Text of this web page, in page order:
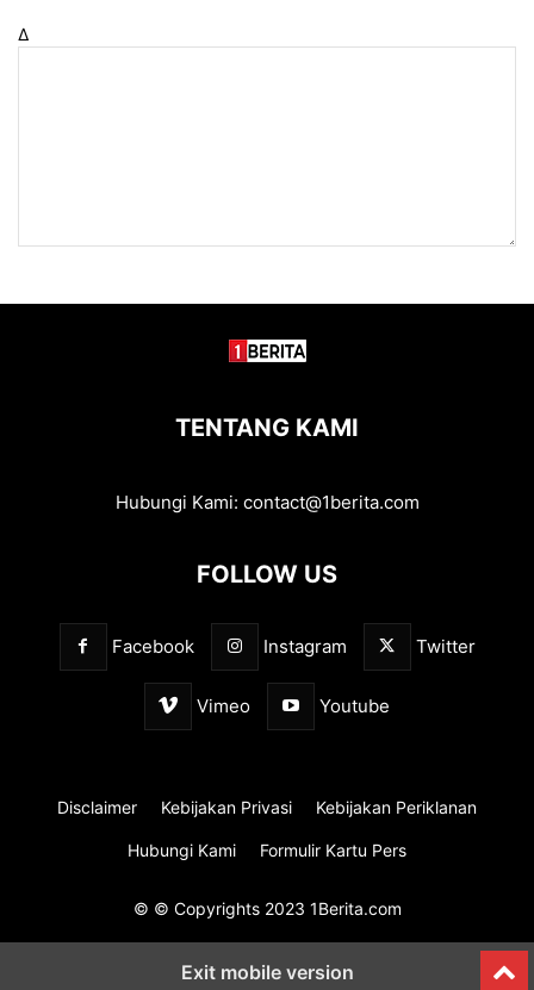
Δ
TENTANG KAMI
Hubungi Kami: contact@1berita.com
FOLLOW US
Facebook Instagram Twitter
Vimeo Youtube
Disclaimer Kebijakan Privasi Kebijakan Periklanan
Hubungi Kami Formulir Kartu Pers
© © Copyrights 2023 1Berita.com
Exit mobile version